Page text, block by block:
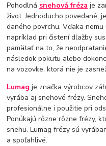
Pohodlná snehová fréza je
život. Jednoducho povedané,
daného povrchu. Vďaka
napríklad pri čistení dlažby
pamätať na to, že
následok pokutu alebo
na vozovke, ktorá nie je
Lumagje značka výrobcov
vyrába aj snehové frézy.
profesionálne i použitie pri
Ponúkajú rôzne rôzne frézy,
snehu. Lumag frézy sú
a spoľahlivé.